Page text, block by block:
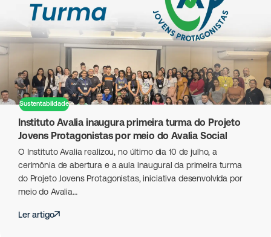
Sustentabilidade
Instituto Avalia inaugura primeira turma do Projeto
Jovens Protagonistas por meio do Avalia Social
O Instituto Avalia realizou, no último dia 10 de julho, a
cerimônia de abertura e a aula inaugural da primeira turma
do Projeto Jovens Protagonistas, iniciativa desenvolvida por
meio do Avalia…
Ler artigo